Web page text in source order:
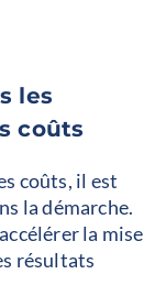
les
coûts
coûts, il est
la démarche.
la mise
résultats